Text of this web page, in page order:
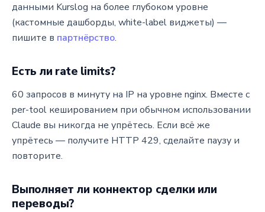
данными Kurslog на более глубоком уровне
(кастомные дашборды, white-label виджеты) —
пишите в партнёрство.
Есть ли rate limits?
60 запросов в минуту на IP на уровне nginx. Вместе с
per-tool кешированием при обычном использовании
Claude вы никогда не упрётесь. Если всё же
упрётесь — получите HTTP 429, сделайте паузу и
повторите.
Выполняет ли коннектор сделки или
переводы?